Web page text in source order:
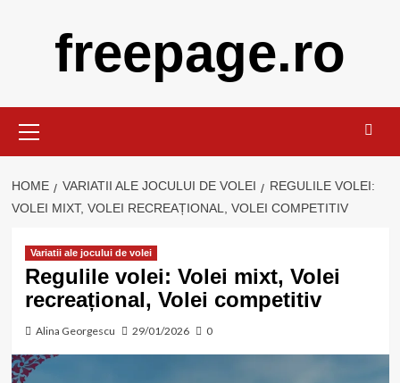
freepage.ro
Menu
HOME VARIATII ALE JOCULUI DE VOLEI
REGULILE VOLEI:
VOLEI MIXT, VOLEI RECREAȚIONAL, VOLEI COMPETITIV
Variatii ale jocului de volei
Regulile volei: Volei mixt, Volei
recreațional, Volei competitiv
Alina Georgescu 29/01/2026 0